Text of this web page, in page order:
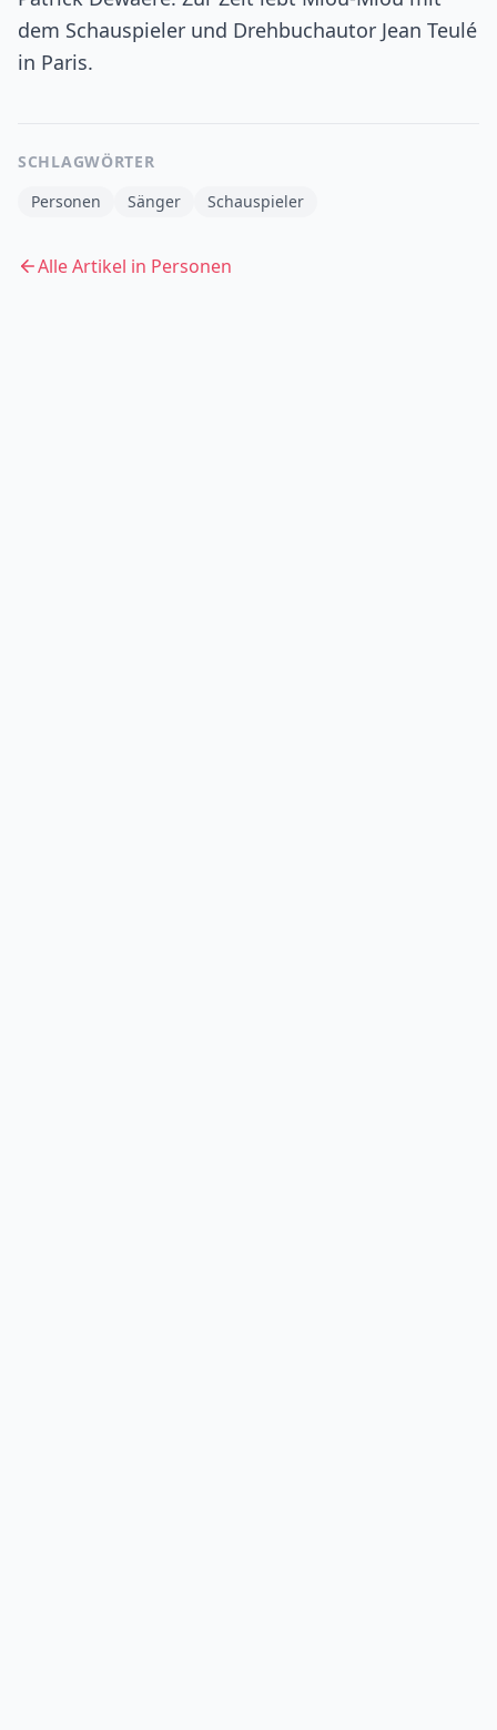
dem Schauspieler und Drehbuchautor Jean Teulé
in Paris.
SCHLAGWÖRTER
Personen
Sänger Schauspieler
Alle Artikel in Personen